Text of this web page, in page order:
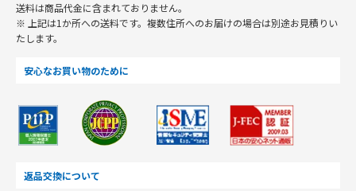
送料は商品代金に含まれておりません。
※ 上記は1か所への送料です。複数住所へのお届けの場合は別途お見積りい
たします。
安心なお買い物のために
返品交換について